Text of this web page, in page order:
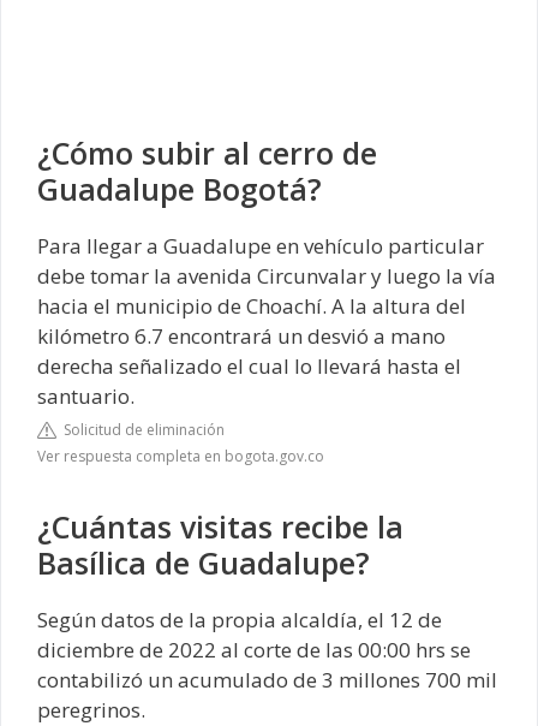
¿Cómo subir al cerro de
Guadalupe Bogotá?
Para llegar a Guadalupe en vehículo particular
debe tomar la avenida Circunvalar y luego la vía
hacia el municipio de Choachí. A la altura del
kilómetro 6.7 encontrará un desvió a mano
derecha señalizado el cual lo llevará hasta el
santuario.
Solicitud de eliminación
Ver respuesta completa en bogota.gov.co
¿Cuántas visitas recibe la
Basílica de Guadalupe?
Según datos de la propia alcaldía, el 12 de
diciembre de 2022 al corte de las 00:00 hrs se
contabilizó un acumulado de 3 millones 700 mil
peregrinos.